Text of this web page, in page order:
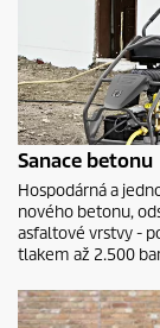
Sanace betonu
Hospodárná a
nového betonu,
asfaltové vrstvy -
tlakem až 2.500